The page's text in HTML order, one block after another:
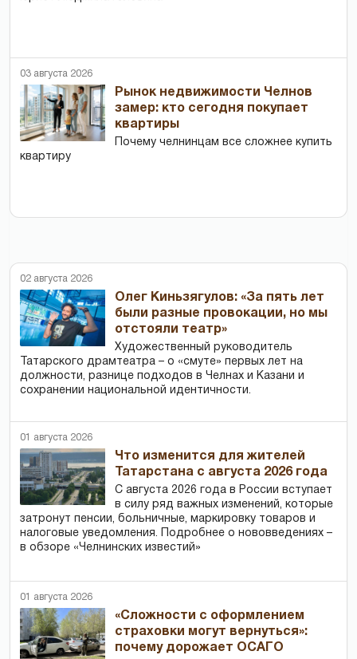
03 августа 2026
Рынок недвижимости Челнов
замер: кто сегодня покупает
квартиры
Почему челнинцам все сложнее купить
квартиру
02 августа 2026
Олег Киньзягулов: «За пять лет
были разные провокации, но мы
отстояли театр»
Художественный руководитель
Татарского драмтеатра – о «смуте» первых лет на
должности, разнице подходов в Челнах и Казани и
сохранении национальной идентичности.
01 августа 2026
Что изменится для жителей
Татарстана с августа 2026 года
С августа 2026 года в России вступает
в силу ряд важных изменений, которые
затронут пенсии, больничные, маркировку товаров и
налоговые уведомления. Подробнее о нововведениях –
в обзоре «Челнинских известий»
01 августа 2026
«Сложности с оформлением
страховки могут вернуться»:
почему дорожает ОСАГО